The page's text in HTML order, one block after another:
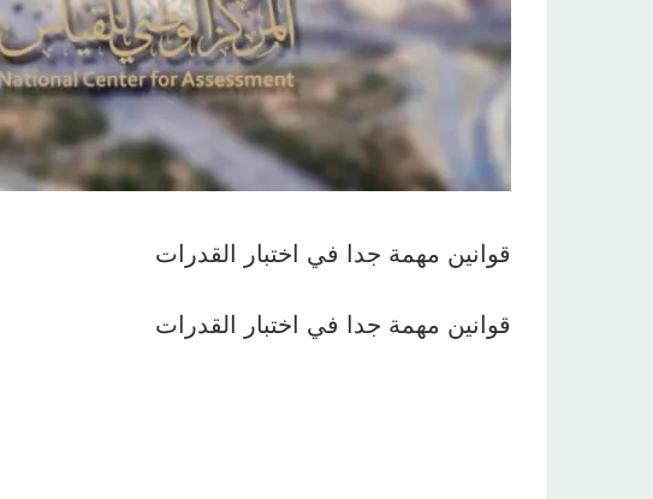
قوانين مهمة جدا في اختبار القدرات
قوانين مهمة جدا في اختبار القدرات